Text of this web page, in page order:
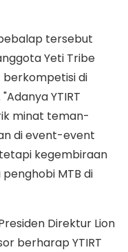
tersebut
Yeti Tribe
berkompetisi di
YTIRT
minat teman-
di event-event
kegembiraan
MTB di
Direktur Lion
berharap YTIRT